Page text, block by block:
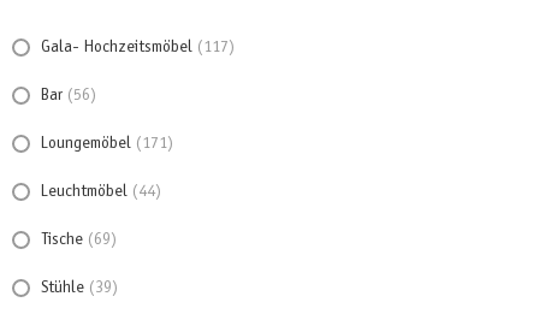
Gala- Hochzeitsmöbel (117)
Bar (56)
Loungemöbel (171)
Leuchtmöbel (44)
Tische (69)
Stühle (39)